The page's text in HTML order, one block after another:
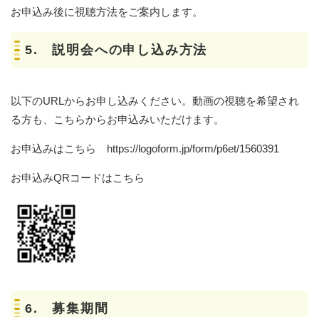
お申込み後に視聴方法をご案内します。
5. 説明会への申し込み方法
以下のURLからお申し込みください。動画の視聴を希望され
る方も、こちらからお申込みいただけます。
お申込みはこちら https://logoform.jp/form/p6et/1560391
​お申込みQRコードはこちら
6. 募集期間